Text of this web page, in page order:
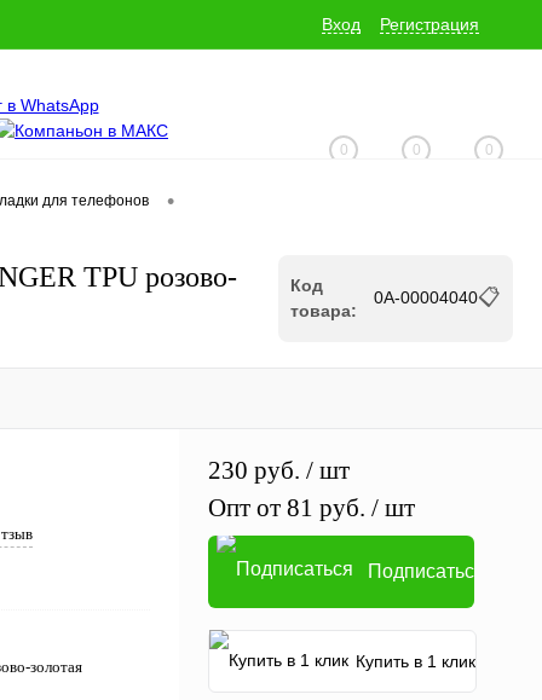
Вход Регистрация
0 0 0
для телефонов •
TPU розово-
Код
товара:
0А-00004040📋
золотая
230 руб. / шт
Опт от 81 руб. / шт
Подписаться
Купить в 1 клик